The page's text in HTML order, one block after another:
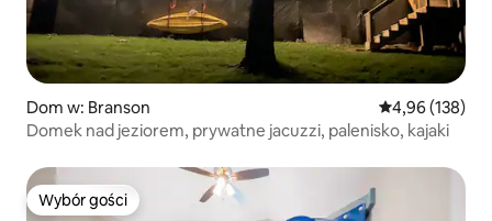
Dom w: Branson Średnia
4,96 (138)
Domek nad jeziorem, prywatne jacuzzi, palenisko, kajaki
Wybór gości
Wybór gości